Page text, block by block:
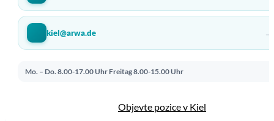
kiel@arwa.de →
Mo. – Do. 8.00-17.00 Uhr Freitag 8.00-15.00 Uhr
Objevte pozice v Kiel